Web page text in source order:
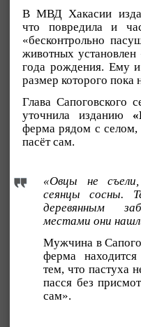
В МВД Хакасии
что повредила и
«бесконтрольно
животных
года рождения. Ему
размер которого пока
Глава Сапоговского
уточнила изданию
ферма рядом с селом,
пасёт сам.
«Овцы не
сеянцы сосны.
деревянным
местами они
Мужчина в
ферма
тем, что пастуха
пасся без
сам».